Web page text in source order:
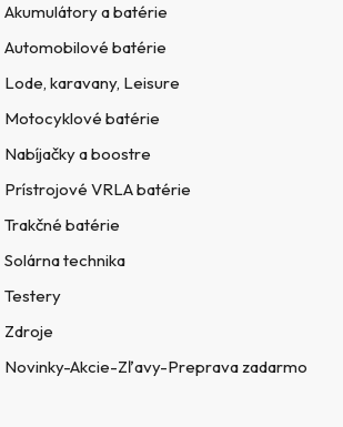
Akumulátory a batérie
Automobilové batérie
Lode, karavany, Leisure
Motocyklové batérie
Nabíjačky a boostre
Prístrojové VRLA batérie
Trakčné batérie
Solárna technika
Testery
Zdroje
Novinky-Akcie-Zľavy-Preprava zadarmo